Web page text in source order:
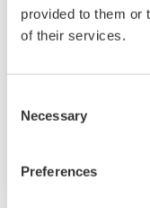
provided to them or
of their services.
Selection
Necessary
Preferences
UP55A는 1/4
최대 30 개의 프
있습니다. 또한